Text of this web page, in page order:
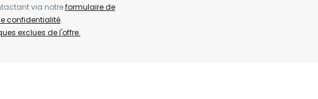
via notreformulaire de
confidentialité.
exclues de l'offre.